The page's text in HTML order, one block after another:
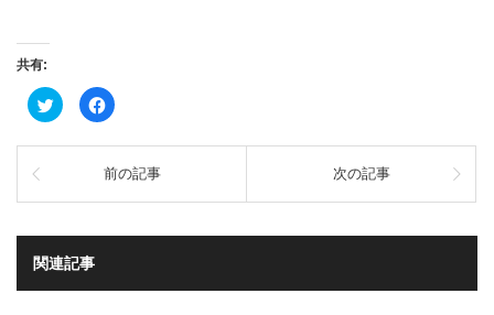
共有:
ク
リ
共
(新
い
ウ
Facebook
で
る
に
ク
ッ
前の記事 次の記事
関連記事